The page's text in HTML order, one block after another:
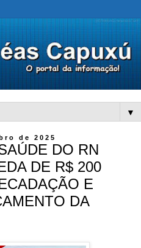
▼
de 2025
DO RN
DE R$ 200
E
DA